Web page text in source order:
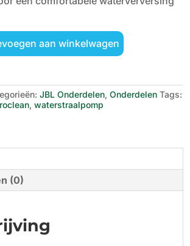
aan winkelwagen
JBL Onderdelen,Onderdelen Tags:
,waterstraalpomp
(0)